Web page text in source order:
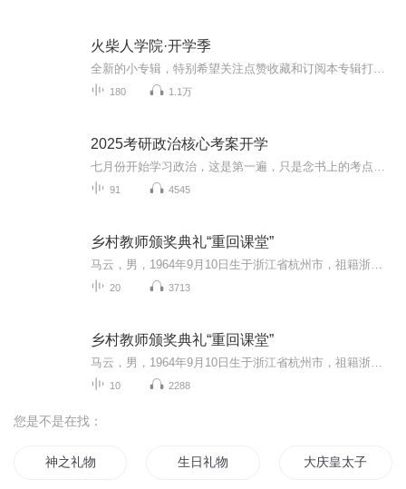
火柴人学院·开学季
180 1.1万
2025考研政治核心考案开学
91 4545
乡村教师颁奖典礼“重回课堂”
20 3713
乡村教师颁奖典礼“重回课堂”
10 2288
您是不是在找：
神之礼物 生日礼物 大庆皇太子